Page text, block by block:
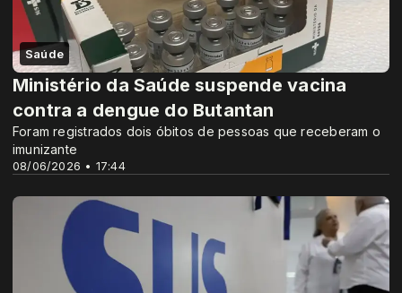
Saúde
08/06/2026 • 17:44
Ministério da Saúde suspende vacina
contra a dengue do Butantan
Foram registrados dois óbitos de pessoas que receberam o
imunizante